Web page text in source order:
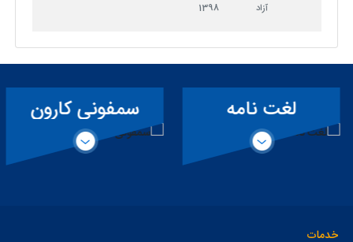
آزاد
1398
لغت نامه
تخصصی سد
سمفونی کارون
خدمات